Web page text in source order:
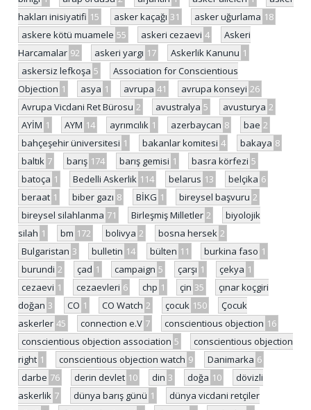
hakları inisiyatifi 15 asker kaçağı 31 asker uğurlama 18
askere kötü muamele 55 askeri cezaevi 4
Askeri
Harcamalar 92 askeri yargı 17 Askerlik Kanunu 1
askersiz lefkoşa 5
Association for Conscientious
Objection 1 asya 1 avrupa 41 avrupa konseyi 26
Avrupa Vicdani Ret Bürosu 2 avustralya 5 avusturya 2
AYİM 1 AYM 14 ayrımcılık 1 azerbaycan 8 bae 2
bahçeşehir üniversitesi 1 bakanlar komitesi 4 bakaya 8
baltık 7 barış 174 barış gemisi 1 basra körfezi 5
batoça 1 Bedelli Askerlik 114 belarus 13 belçika 6
beraat 1 biber gazı 8 BİKG 1 bireysel başvuru 2
bireysel silahlanma 71 Birleşmiş Milletler 2
biyolojik
silah 1 bm 172 bolivya 2 bosna hersek 2
Bulgaristan 3 bulletin 14 bülten 11 burkina faso 1
burundi 2 çad 1 campaign 5 çarşı 1 çekya 1
cezaevi 1 cezaevleri 6 chp 1 çin 35
çınar koçgiri
doğan 3 CO 1 CO Watch 2 çocuk 150
Çocuk
askerler 45 connection e.V 7 conscientious objection 16
conscientious objection association 5
conscientious objection
right 1 conscientious objection watch 9 Danimarka 6
darbe 76 derin devlet 10 din 3 doğa 10
dövizli
askerlik 7 dünya barış günü 1
dünya vicdani retçiler